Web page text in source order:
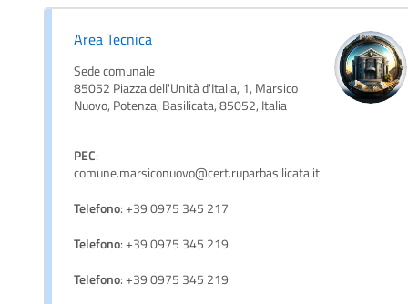
Area Tecnica
Sede comunale
85052 Piazza dell'Unità d'Italia, 1, Marsico
Nuovo, Potenza, Basilicata, 85052, Italia
PEC:
comune.marsiconuovo@cert.ruparbasilicata.it
Telefono: +39 0975 345 217
Telefono: +39 0975 345 219
Telefono: +39 0975 345 219